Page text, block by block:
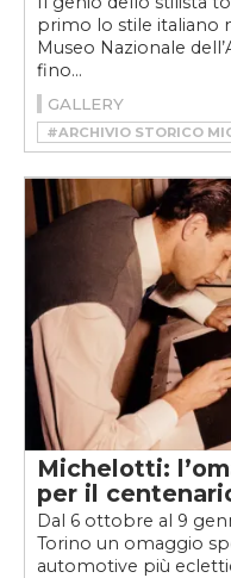
primo lo stile italiano
Museo Nazionale
fino...
GALLERY
#ARCHIVIO STORICO
#CAR DESIGN
#GIOVANNI MICHELOTTI
#MAUTO MICHELOTTI
#MICHELOTTI WORLD
Michelotti:
per il
Dal 6 ottobre al 9
Torino un omaggio
automotive più